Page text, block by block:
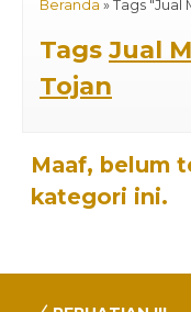
Beranda » Tags "Jual
Tags Jual
Tojan
Maaf, belum
kategori ini.